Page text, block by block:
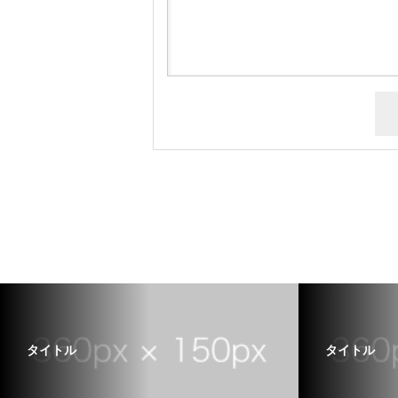
タイトル タイトル